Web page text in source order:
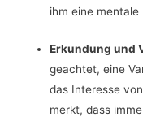
ihm eine
Erkundung und
geachtet, eine
das Interesse
merkt, dass